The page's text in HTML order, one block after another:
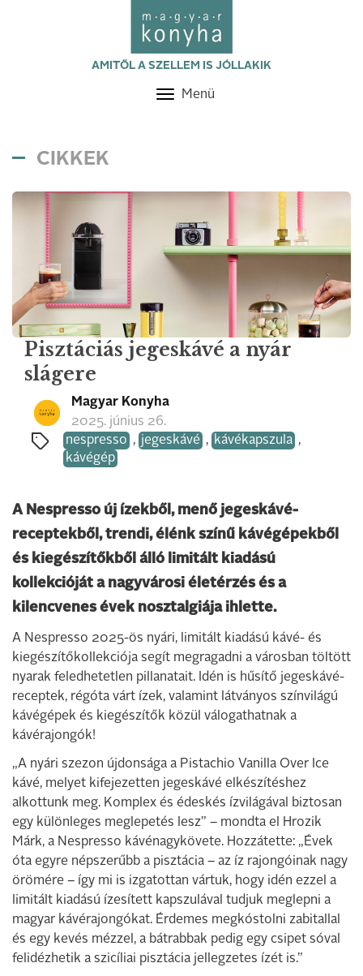
AMITŐL A SZELLEM IS JÓLLAKIK
Toggle
Menü
CIKKEK
Pisztáciás jegeskávé a nyár
slágere
Magyar Konyha
2025. június 26.
nespresso , jegeskávé , kávékapszula ,
kávégép
A Nespresso új ízekből, menő jegeskávé-
receptekből, trendi, élénk színű kávégépekből
és kiegészítőkből álló limitált kiadású
kollekcióját a nagyvárosi életérzés és a
kilencvenes évek nosztalgiája ihlette.
A Nespresso 2025-ös nyári, limitált kiadású kávé- és
kiegészítőkollekciója segít megragadni a városban töltött
nyarak feledhetetlen pillanatait. Idén is hűsítő jegeskávé-
receptek, régóta várt ízek, valamint látványos színvilágú
kávégépek és kiegészítők közül válogathatnak a
kávérajongók!
„A nyári szezon újdonsága a Pistachio Vanilla Over Ice
kávé, melyet kifejezetten jegeskávé elkészítéshez
alkottunk meg. Komplex és édeskés ízvilágával biztosan
egy különleges meglepetés lesz” – mondta el Hrozik
Márk, a Nespresso kávénagykövete. Hozzátette: „Évek
óta egyre népszerűbb a pisztácia – az íz rajongóinak nagy
örömére – így mi is izgatottan vártuk, hogy idén ezzel a
limitált kiadású ízesített kapszulával tudjuk meglepni a
magyar kávérajongókat. Érdemes megkóstolni zabitallal
és egy kevés mézzel, a bátrabbak pedig egy csipet sóval
felidézhetik a szicíliai pisztácia jellegzetes ízét is.”